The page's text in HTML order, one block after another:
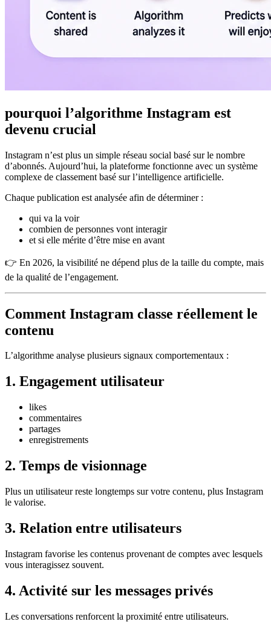
pourquoi l’algorithme Instagram est
devenu crucial
Instagram n’est plus un simple réseau social basé sur le nombre
d’abonnés. Aujourd’hui, la plateforme fonctionne avec un système
complexe de classement basé sur l’intelligence artificielle.
Chaque publication est analysée afin de déterminer :
qui va la voir
combien de personnes vont interagir
et si elle mérite d’être mise en avant
👉 En 2026, la visibilité ne dépend plus de la taille du compte, mais
de la qualité de l’engagement.
Comment Instagram classe réellement le
contenu
L’algorithme analyse plusieurs signaux comportementaux :
1. Engagement utilisateur
likes
commentaires
partages
enregistrements
2. Temps de visionnage
Plus un utilisateur reste longtemps sur votre contenu, plus Instagram
le valorise.
3. Relation entre utilisateurs
Instagram favorise les contenus provenant de comptes avec lesquels
vous interagissez souvent.
4. Activité sur les messages privés
Les conversations renforcent la proximité entre utilisateurs.